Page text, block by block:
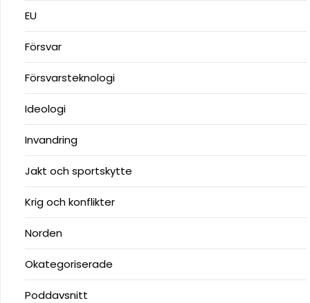
EU
Försvar
Försvarsteknologi
Ideologi
Invandring
Jakt och sportskytte
Krig och konflikter
Norden
Okategoriserade
Poddavsnitt